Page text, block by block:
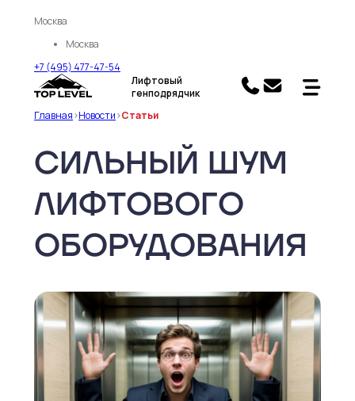
Москва
Москва
+7 (495) 477-47-54
Лифтовый
генподрядчик
Главная>Новости>Статьи
СИЛЬНЫЙ ШУМ
ЛИФТОВОГО
ОБОРУДОВАНИЯ